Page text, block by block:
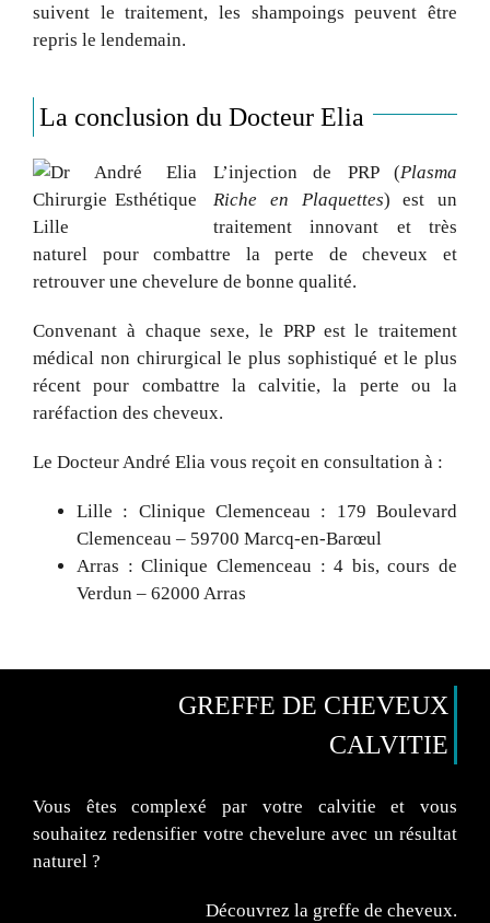
suivent le traitement, les shampoings peuvent être
repris le lendemain.
La conclusion du Docteur Elia
L’injection de PRP (Plasma
Riche en Plaquettes) est un
traitement innovant et très
naturel pour combattre la perte de cheveux et
retrouver une chevelure de bonne qualité.
Convenant à chaque sexe, le PRP est le traitement
médical non chirurgical le plus sophistiqué et le plus
récent pour combattre la calvitie, la perte ou la
raréfaction des cheveux.
Le Docteur André Elia vous reçoit en consultation à :
Lille : Clinique Clemenceau : 179 Boulevard
Clemenceau – 59700 Marcq-en-Barœul
Arras : Clinique Clemenceau : 4 bis, cours de
Verdun – 62000 Arras
GREFFE DE CHEVEUX
CALVITIE
Vous êtes complexé par votre calvitie et vous
souhaitez redensifier votre chevelure avec un résultat
naturel ?
Découvrez la greffe de cheveux.